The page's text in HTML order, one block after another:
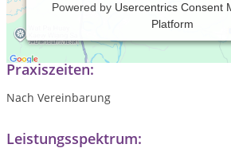
Powered by Usercentrics Consent
Platform
s. Webseite
Praxiszeiten:
Nach Vereinbarung
Leistungsspektrum: